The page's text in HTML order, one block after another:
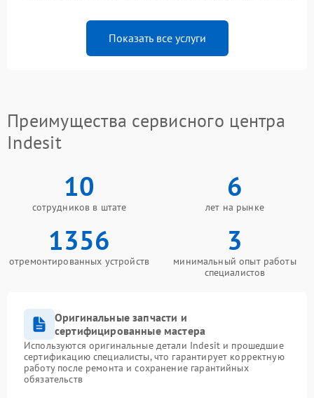
Показать все услуги
Преимущества сервисного центра
Indesit
10
сотрудников в штате
6
лет на рынке
1356
отремонтированных устройств
3
минимальный опыт работы
специалистов
Оригинальные запчасти и
сертифицированные мастера
Используются оригинальные детали Indesit и прошедшие
сертификацию специалисты, что гарантирует корректную
работу после ремонта и сохранение гарантийных
обязательств